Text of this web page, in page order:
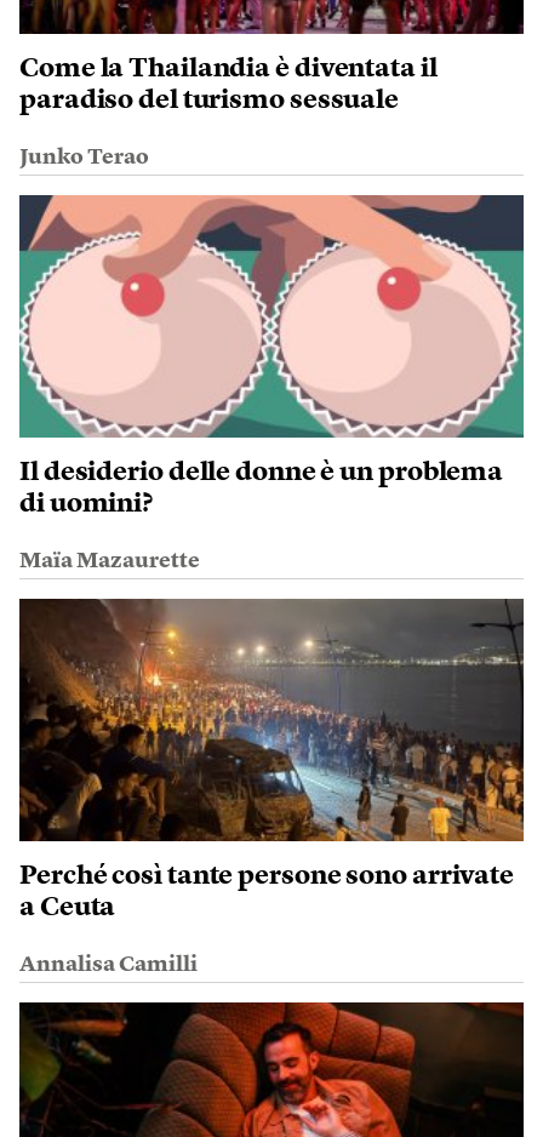
Come la Thailandia è diventata il
paradiso del turismo sessuale
Junko Terao
Il desiderio delle donne è un problema
di uomini?
Maïa Mazaurette
Perché così tante persone sono arrivate
a Ceuta
Annalisa Camilli